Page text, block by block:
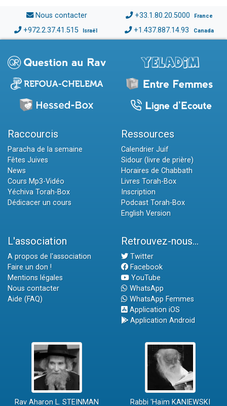
Nous contacter +33.1.80.20.5000 France
+972.2.37.41.515 Israël +1.437.887.14.93 Canada
Raccourcis
Paracha de la semaine
Fêtes Juives
News
Cours Mp3-Vidéo
Yéchiva Torah-Box
Dédicacer un cours
Ressources
Calendrier Juif
Sidour (livre de prière)
Horaires de Chabbath
Livres Torah-Box
Inscription
Podcast Torah-Box
English Version
L'association
A propos de l'association
Faire un don !
Mentions légales
Nous contacter
Aide (FAQ)
Retrouvez-nous...
Twitter
Facebook
YouTube
WhatsApp
WhatsApp Femmes
Application iOS
Application Android
Rav Aharon L. STEINMAN Rabbi 'Haïm KANIEWSKI